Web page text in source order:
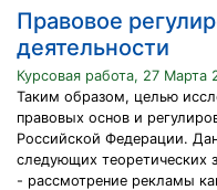
Правовое
деятельности
Курсовая работа, 27 Марта
Таким образом, целью
правовых основ и
Российской Федерации.
следующих теоретических
- рассмотрение рекламы